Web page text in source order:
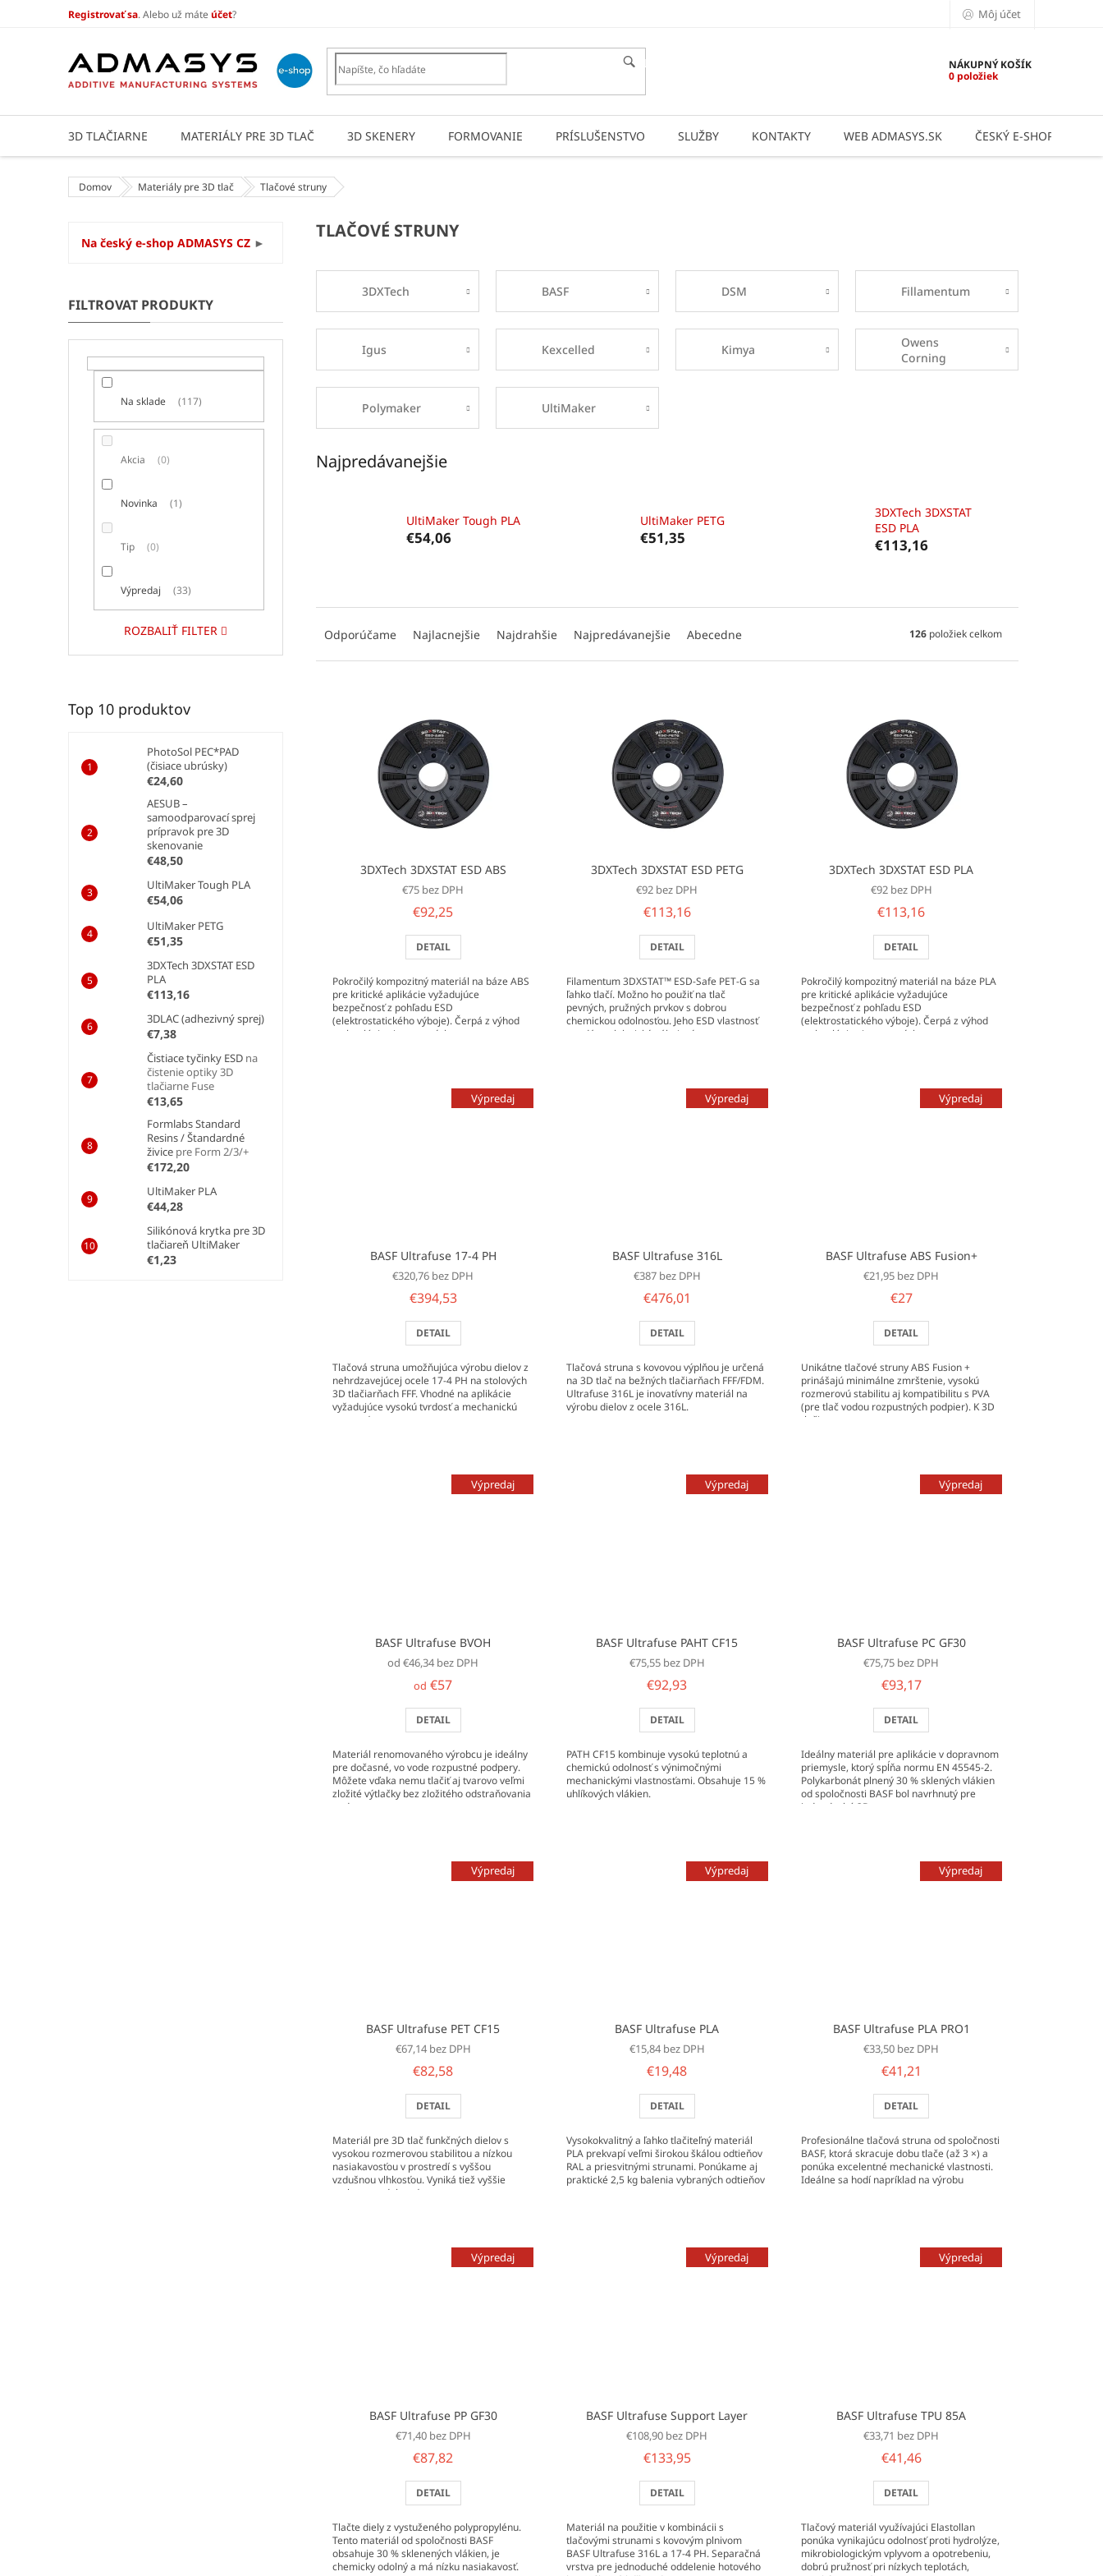
Registrovať sa. Alebo už máte účet? Môj účet
HĽADAŤ
NÁKUPNÝ KOŠÍK
0 položiek
3D TLAČIARNE MATERIÁLY PRE 3D TLAČ 3D SKENERY FORMOVANIE PRÍSLUŠENSTVO SLUŽBY KONTAKTY WEB ADMASYS.SK ČESKÝ E-SHOP
Domov Materiály pre 3D tlač Tlačové struny
ý
p
a
Na český e-shop ADMASYS CZ ►
Na sklade 117
Akcia 0
Novinka 1
Tip 0
Výpredaj 33
ROZBALIŤ FILTER
Top 10 produktov
PhotoSol PEC*PAD
(čisiace ubrúsky)
€24,60
AESUB –
samoodparovací sprej
prípravok pre 3D
skenovanie
€48,50
UltiMaker Tough PLA
€54,06
UltiMaker PETG
€51,35
3DXTech 3DXSTAT ESD
PLA
€113,16
3DLAC (adhezivný sprej)
€7,38
Čistiace tyčinky ESD na
čistenie optiky 3D
tlačiarne Fuse
€13,65
Formlabs Standard
Resins / Štandardné
živice pre Form 2/3/+
€172,20
UltiMaker PLA
€44,28
Silikónová krytka pre 3D
tlačiareň UltiMaker
€1,23
TLAČOVÉ STRUNY
3DXTech BASF DSM Fillamentum
Igus Kexcelled Kimya
Owens
Corning
Polymaker UltiMaker
Najpredávanejšie
UltiMaker Tough PLA
€54,06
UltiMaker PETG
€51,35
3DXTech 3DXSTAT
ESD PLA
€113,16
R
Odporúčame Najlacnejšie Najdrahšie Najpredávanejšie Abecedne 126 položiek celkom
3DXTech 3DXSTAT ESD ABS
€75 bez DPH
€92,25
DETAIL
Pokročilý kompozitný materiál na báze ABS
pre kritické aplikácie vyžadujúce
bezpečnosť z pohľadu ESD
(elektrostatického výboje). Čerpá z výhod
technológie viac stenných...
3DXTech 3DXSTAT ESD PETG
€92 bez DPH
€113,16
DETAIL
Filamentum 3DXSTAT™ ESD-Safe PET-G sa
ľahko tlačí. Možno ho použiť na tlač
pevných, pružných prvkov s dobrou
chemickou odolnosťou. Jeho ESD vlastnosť
mu dáva elektrický nábojový...
3DXTech 3DXSTAT ESD PLA
€92 bez DPH
€113,16
DETAIL
Pokročilý kompozitný materiál na báze PLA
pre kritické aplikácie vyžadujúce
bezpečnosť z pohľadu ESD
(elektrostatického výboje). Čerpá z výhod
technológie viac stenných...
Výpredaj
BASF Ultrafuse 17-4 PH
€320,76 bez DPH
€394,53
DETAIL
Tlačová struna umožňujúca výrobu dielov z
nehrdzavejúcej ocele 17-4 PH na stolových
3D tlačiarňach FFF. Vhodné na aplikácie
vyžadujúce vysokú tvrdosť a mechanickú
pevnosť.
Výpredaj
BASF Ultrafuse 316L
€387 bez DPH
€476,01
DETAIL
Tlačová struna s kovovou výplňou je určená
na 3D tlač na bežných tlačiarňach FFF/FDM.
Ultrafuse 316L je inovatívny materiál na
výrobu dielov z ocele 316L.
Výpredaj
BASF Ultrafuse ABS Fusion+
€21,95 bez DPH
€27
DETAIL
Unikátne tlačové struny ABS Fusion +
prinášajú minimálne zmrštenie, vysokú
rozmerovú stabilitu aj kompatibilitu s PVA
(pre tlač vodou rozpustných podpier). K 3D
tlači na...
Výpredaj
BASF Ultrafuse BVOH
od €46,34 bez DPH
od €57
DETAIL
Materiál renomovaného výrobcu je ideálny
pre dočasné, vo vode rozpustné podpery.
Môžete vďaka nemu tlačiť aj tvarovo veľmi
zložité výtlačky bez zložitého odstraňovania
podpor z...
Výpredaj
BASF Ultrafuse PAHT CF15
€75,55 bez DPH
€92,93
DETAIL
PATH CF15 kombinuje vysokú teplotnú a
chemickú odolnosť s výnimočnými
mechanickými vlastnosťami. Obsahuje 15 %
uhlíkových vlákien.
Výpredaj
BASF Ultrafuse PC GF30
€75,75 bez DPH
€93,17
DETAIL
Ideálny materiál pre aplikácie v dopravnom
priemysle, ktorý spĺňa normu EN 45545-2.
Polykarbonát plnený 30 % sklených vlákien
od spoločnosti BASF bol navrhnutý pre
jednoduchú 3D...
Výpredaj
BASF Ultrafuse PET CF15
€67,14 bez DPH
€82,58
DETAIL
Materiál pre 3D tlač funkčných dielov s
vysokou rozmerovou stabilitou a nízkou
nasiakavosťou v prostredí s vyššou
vzdušnou vlhkosťou. Vyniká tiež vyššie
teplotnou odolnosťou,...
Výpredaj
BASF Ultrafuse PLA
€15,84 bez DPH
€19,48
DETAIL
Vysokokvalitný a ľahko tlačiteľný materiál
PLA prekvapí veľmi širokou škálou odtieňov
RAL a priesvitnými strunami. Ponúkame aj
praktické 2,5 kg balenia vybraných odtieňov
Výpredaj
BASF Ultrafuse PLA PRO1
€33,50 bez DPH
€41,21
DETAIL
Profesionálne tlačová struna od spoločnosti
BASF, ktorá skracuje dobu tlače (až 3 ×) a
ponúka excelentné mechanické vlastnosti.
Ideálne sa hodí napríklad na výrobu
Výpredaj
BASF Ultrafuse PP GF30
€71,40 bez DPH
€87,82
DETAIL
Tlačte diely z vystuženého polypropylénu.
Tento materiál od spoločnosti BASF
obsahuje 30 % sklenených vlákien, je
chemicky odolný a má nízku nasiakavosť.
Výpredaj
BASF Ultrafuse Support Layer
€108,90 bez DPH
€133,95
DETAIL
Materiál na použitie v kombinácii s
tlačovými strunami s kovovým plnivom
BASF Ultrafuse 316L a 17-4 PH. Separačná
vrstva pre jednoduché oddelenie hotového
Výpredaj
BASF Ultrafuse TPU 85A
€33,71 bez DPH
€41,46
DETAIL
Tlačový materiál využívajúci Elastollan
ponúka vynikajúcu odolnosť proti hydrolýze,
mikrobiologickým vplyvom a opotrebeniu,
dobrú pružnosť pri nízkych teplotách,